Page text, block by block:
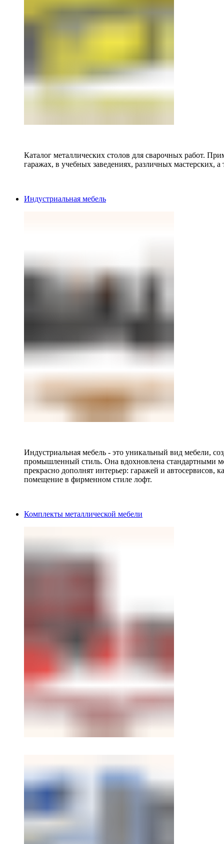
Каталог металлических столов для сварочных работ.
гаражах, в учебных заведениях, различных мастерских, а
Индустриальная мебель
Индустриальная мебель - это уникальный вид мебели,
промышленный стиль. Она вдохновлена стандартными
прекрасно дополнят интерьер: гаражей и автосервисов,
помещение в фирменном стиле лофт.
Комплекты металлической мебели